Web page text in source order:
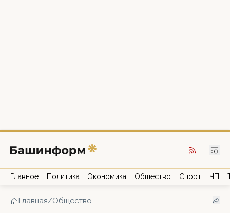
Главное Политика Экономика Общество Спорт ЧП
Главная/Общество